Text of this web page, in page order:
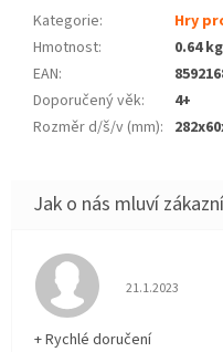
Kategorie:
Hry
Hmotnost:
0.64 kg
EAN:
Doporučený věk:
4+
Rozměr d/š/v (mm):
Hodnocení
21.1.2023
+ Rychlé doručení